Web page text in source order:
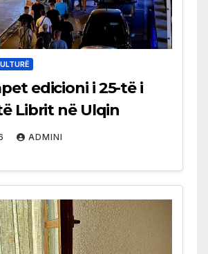
edicioni i 25-të i
Librit në Ulqin
ADMINI